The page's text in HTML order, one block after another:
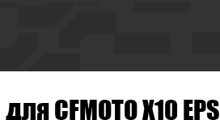
CFMOTO X10 EPS